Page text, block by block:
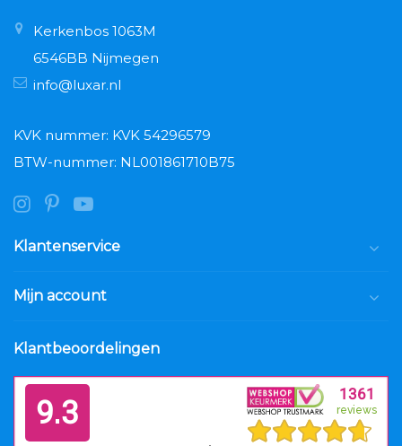
Kerkenbos 1063M
6546BB Nijmegen
info@luxar.nl
KVK nummer: KVK 54296579
BTW-nummer: NL001861710B75
Klantenservice
Mijn account
Klantbeoordelingen